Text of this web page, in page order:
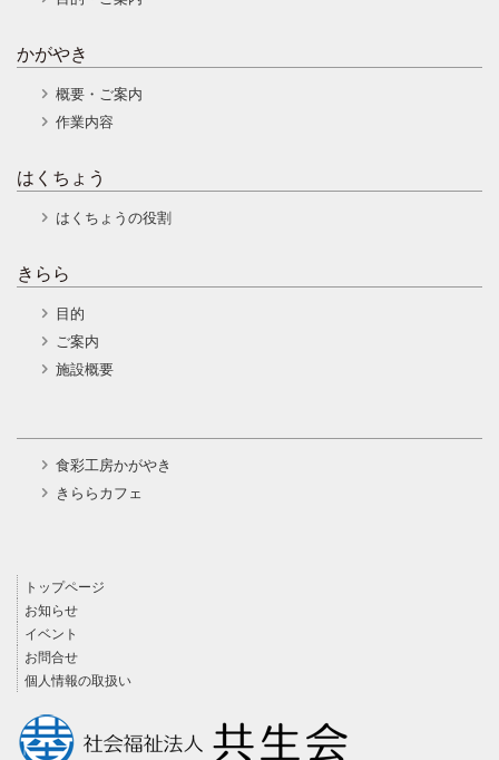
かがやき
概要・ご案内
作業内容
はくちょう
はくちょうの役割
きらら
目的
ご案内
施設概要
食彩工房かがやき
きららカフェ
トップページ
お知らせ
イベント
お問合せ
個人情報の取扱い